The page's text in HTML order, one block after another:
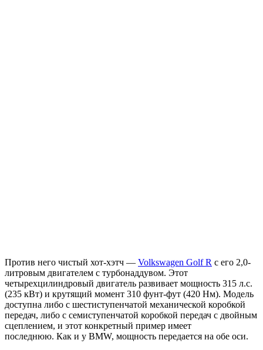
Против него чистый хот-хэтч — Volkswagen Golf R с его 2,0-
литровым двигателем с турбонаддувом. Этот
четырехцилиндровый двигатель развивает мощность 315 л.с.
(235 кВт) и крутящий момент 310 фунт-фут (420 Нм). Модель
доступна либо с шестиступенчатой ​​механической коробкой
передач, либо с семиступенчатой ​​коробкой передач с двойным
сцеплением, и этот конкретный пример имеет
последнюю. Как и у BMW, мощность передается на обе оси.